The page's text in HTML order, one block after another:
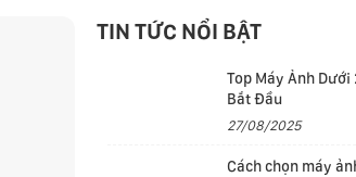
TIN TỨC NỔI BẬT
Top Máy Ảnh
Bắt Đầu
27/08/2025
Cách chọn máy